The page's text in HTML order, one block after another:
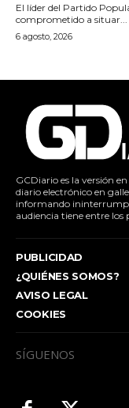
El líder del Partido
comprometido a situar...
6 agosto, 2026
GCDiario es la versión
diario electrónico en
informando
audiencia tiene entre los
PUBLICIDAD
¿QUIÉNES SOMOS?
AVISO LEGAL
COOKIES
SÍGUENOS